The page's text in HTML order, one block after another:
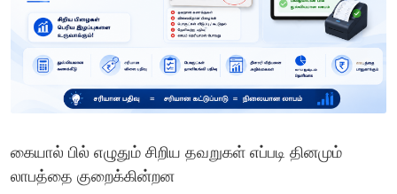
கையால் பில் எழுதும் சிறிய தவறுகள் எப்படி தினமும்
லாபத்தை குறைக்கின்றன